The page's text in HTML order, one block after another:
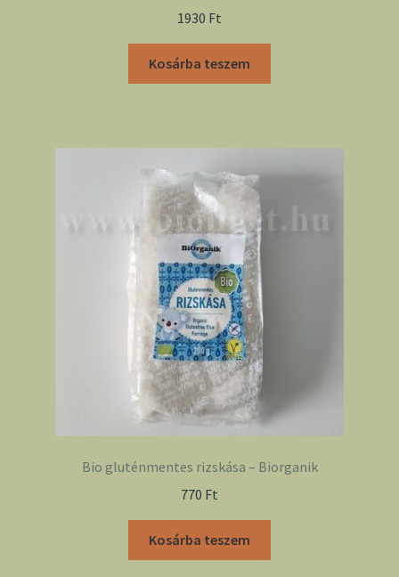
1930 Ft
Kosárba teszem
Bio gluténmentes rizskása – Biorganik
770 Ft
Kosárba teszem